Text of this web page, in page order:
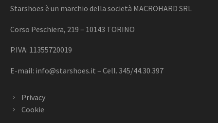
Starshoes è un marchio della società MACROHARD SRL
Corso Peschiera, 219 – 10143 TORINO
P.IVA: 11355720019
E-mail: info@starshoes.it – Cell. 345/44.30.397
Privacy
Cookie